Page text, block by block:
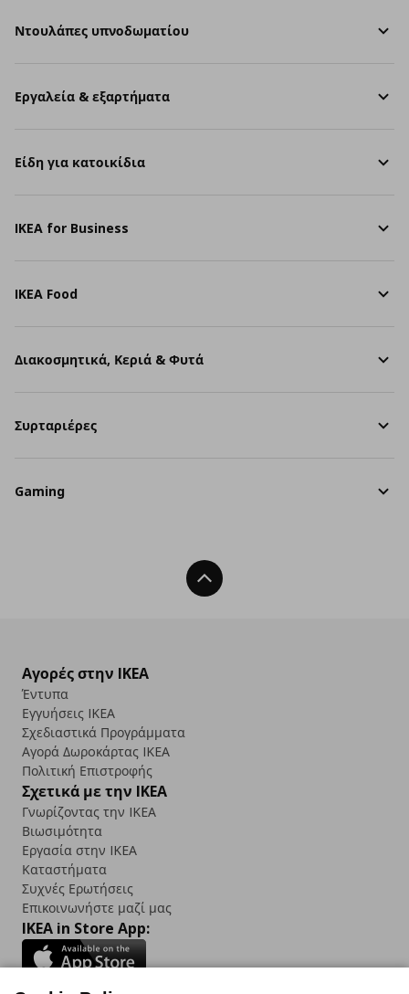
Ντουλάπες υπνοδωματίου
Εργαλεία & εξαρτήματα
Είδη για κατοικίδια
IKEA for Business
IKEA Food
Διακοσμητικά, Κεριά & Φυτά
Συρταριέρες
Gaming
Back To Top
Αγορές στην IKEA
Έντυπα
Εγγυήσεις IKEA
Σχεδιαστικά Προγράμματα
Αγορά Δωρoκάρτας IKEA
Πολιτική Επιστροφής
Σχετικά με την IKEA
Γνωρίζοντας την IKEA
Βιωσιμότητα
Εργασία στην IKEA
Καταστήματα
Συχνές Ερωτήσεις
Επικοινωνήστε μαζί μας
IKEA in Store App: